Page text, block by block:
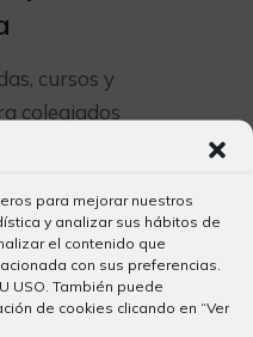
para mejorar nuestros
y analizar sus hábitos de
el contenido que
con sus preferencias.
USO. También puede
de cookies clicando en “Ver
cursos y
colegiados